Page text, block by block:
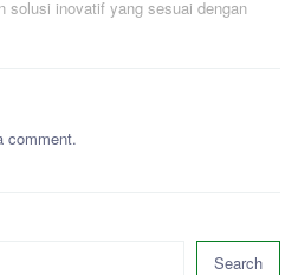
solusi inovatif yang sesuai dengan
comment.
Search